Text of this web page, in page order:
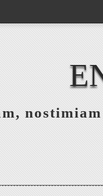
nostimiam